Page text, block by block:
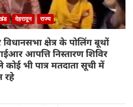
देहरादून राज्य
क्षेत्र के पोलिंग बूथों
आपत्ति निस्तारण शिविर
भी पात्र मतदाता सूची में
रहे